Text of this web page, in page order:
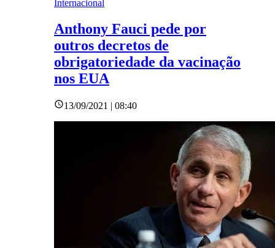
Internacional
Anthony Fauci pede por
outros decretos de
obrigatoriedade da vacinação
nos EUA
13/09/2021 | 08:40